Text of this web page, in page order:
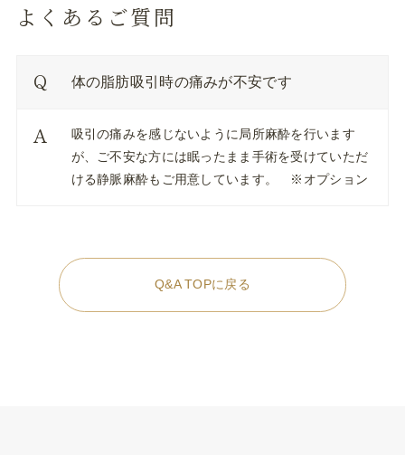
よくあるご質問
体の脂肪吸引時の痛みが不安です
吸引の痛みを感じないように局所麻酔を行います
が、ご不安な方には眠ったまま手術を受けていただ
ける静脈麻酔もご用意しています。 ※オプション
Q&A TOPに戻る